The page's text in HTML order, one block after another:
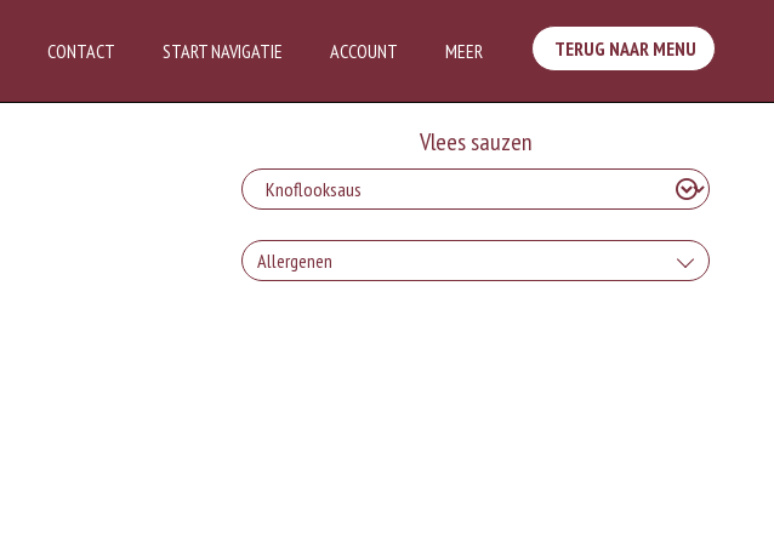
CONTACT START NAVIGATIE ACCOUNT MEER TERUG NAAR MENU
Vlees sauzen
Allergenen